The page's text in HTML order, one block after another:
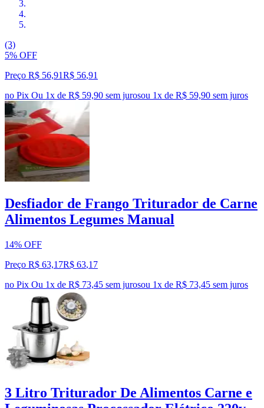
(3)
5% OFF
Preço R$ 56,91R$ 56,91
no Pix Ou 1x de R$ 59,90 sem jurosou 1x de R$ 59,90 sem juros
Desfiador de Frango Triturador de Carne
Alimentos Legumes Manual
14% OFF
Preço R$ 63,17R$ 63,17
no Pix Ou 1x de R$ 73,45 sem jurosou 1x de R$ 73,45 sem juros
3 Litro Triturador De Alimentos Carne e